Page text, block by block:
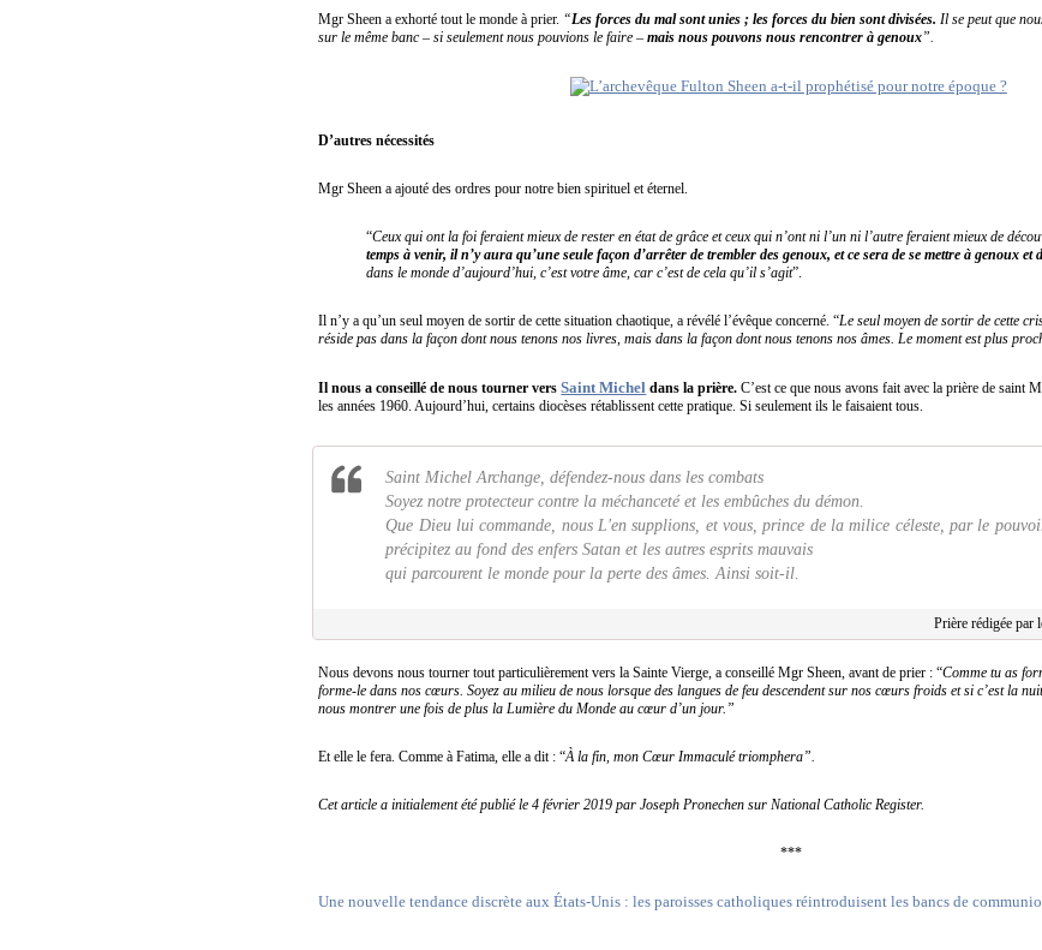
Mgr Sheen a exhorté tout le monde à prier. “Les forces du mal sont unies ; les forces du bien sont divisées. Il se peut que
sur le même banc – si seulement nous pouvions le faire –mais nous pouvons nous rencontrer à genoux”.
D’autres nécessités
Mgr Sheen a ajouté des ordres pour notre bien spirituel et éternel.
“Ceux qui ont la foi feraient mieux de rester en état de grâce et ceux qui n’ont ni l’un ni l’autre feraient mieux de
temps à venir, il n’y aura qu’une seule façon d’arrêter de trembler des genoux, et ce sera de se mettre à genoux et
dans le monde d’aujourd’hui, c’est votre âme, car c’est de cela qu’il s’agit”.
Il n’y a qu’un seul moyen de sortir de cette situation chaotique, a révélé l’évêque concerné. “Le seul moyen de sortir de cette
réside pas dans la façon dont nous tenons nos livres, mais dans la façon dont nous tenons nos âmes. Le moment est plus
Il nous a conseillé de nous tourner versSaint Michel dans la prière.C’est ce que nous avons fait avec la prière de saint
les années 1960. Aujourd’hui, certains diocèses rétablissent cette pratique. Si seulement ils le faisaient tous.
Saint Michel Archange, défendez-nous dans les combats
Soyez notre protecteur contre la méchanceté et les embûches du démon.
Que Dieu lui commande, nous L'en supplions, et vous, prince de la milice céleste, par le
précipitez au fond des enfers Satan et les autres esprits mauvais
qui parcourent le monde pour la perte des âmes. Ainsi soit-il.
Prière rédigée par
Nous devons nous tourner tout particulièrement vers la Sainte Vierge, a conseillé Mgr Sheen, avant de prier : “Comme tu as
forme-le dans nos cœurs. Soyez au milieu de nous lorsque des langues de feu descendent sur nos cœurs froids et si c’est la
nous montrer une fois de plus la Lumière du Monde au cœur d’un jour.”
Et elle le fera. Comme à Fatima, elle a dit : “À la fin, mon Cœur Immaculé triomphera”.
Cet article a initialement été publié le 4 février 2019 par Joseph Pronechen sur National Catholic Register.
***
Une nouvelle tendance discrète aux États-Unis : les paroisses catholiques réintroduisent les bancs de